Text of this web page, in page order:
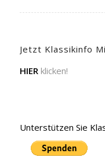
Jetzt Klassikinfo
HIER klicken!
Unterstützen Sie